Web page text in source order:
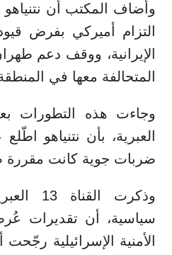
وأضاف المكتب أن
التزام أميركي بفرض
الإيرانية، ووقف دعم
المتحالفة معها في
العبرية، بأن نتنياهو
ضربات جوية كانت مقررة
وذكرت
سياسية، أن تقديرات
الأمنية الإسرائيلية